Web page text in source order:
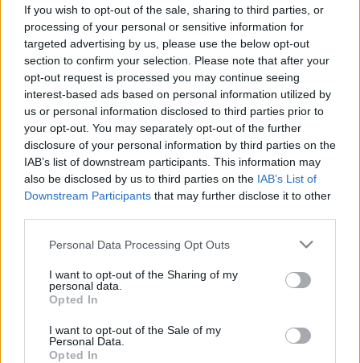
If you wish to opt-out of the sale, sharing to third parties, or
processing of your personal or sensitive information for
targeted advertising by us, please use the below opt-out
section to confirm your selection. Please note that after your
opt-out request is processed you may continue seeing
interest-based ads based on personal information utilized by
us or personal information disclosed to third parties prior to
your opt-out. You may separately opt-out of the further
disclosure of your personal information by third parties on the
IAB’s list of downstream participants. This information may
also be disclosed by us to third parties on the IAB’s List of
Downstream Participants that may further disclose it to other
Please note that this website/app uses one or more Google
not limited to your visit or usage behaviour. You may click to
grant or deny consent to Google and its third-party tags to
use your data for below specified purposes in below Google
consent section.
Personal Data Processing Opt Outs
I want to opt-out of the Sharing of my
personal data.
Opted In
I want to opt-out of the Sale of my
Personal Data.
Opted In
Dietetika
2011. április 26. 10:27
Módosítva: 2016. május 30. 17:33
Megosztás
Küldés Küldés Messengeren
Egészségkalauz
Egészségkalauz
Több eredeti vanília kerülhet ételeinkbe, ha sikerül
minőségének megőrzése! A vanília világszerte egyike
a legkedveltebb ízeknek, az iránta való kereslet
folyamatosan növekszik. Az igények kielégítése
biztonságosabbá válhat a brit Nottinghami Egyetem